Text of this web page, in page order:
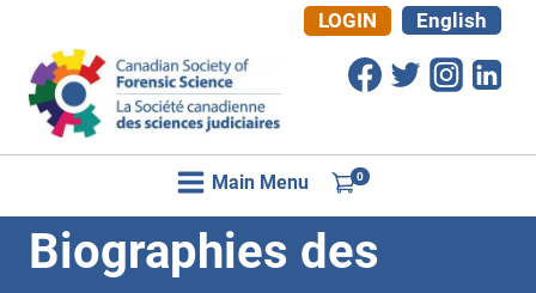
contenu
LOGIN English
Main Menu 0
Biographies des